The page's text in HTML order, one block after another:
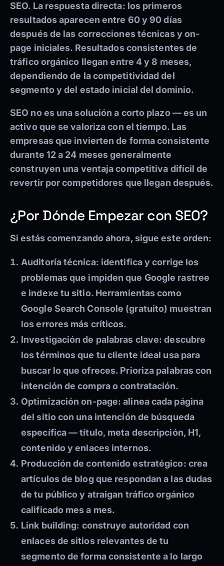
SEO. La respuesta directa: los primeros
resultados aparecen entre 60 y 90 días
después de las correcciones técnicas y on-
page iniciales. Resultados consistentes de
tráfico orgánico llegan entre 4 y 8 meses,
dependiendo de la competitividad del
segmento y del estado inicial del dominio.
SEO no es una solución a corto plazo — es un
activo que se valoriza con el tiempo. Las
empresas que invierten de forma consistente
durante 12 a 24 meses generalmente
construyen una ventaja competitiva difícil de
revertir por competidores que llegan después.
¿Por Dónde Empezar con SEO?
Si estás comenzando ahora, sigue este orden:
Auditoría técnica: identifica y corrige los
problemas que impiden que Google rastree
e indexe tu sitio. Herramientas como
Google Search Console (gratuito) muestran
los errores más críticos.
Investigación de palabras clave: descubre
los términos que tu cliente ideal usa para
buscar lo que ofreces. Prioriza palabras con
intención de compra o contratación.
Optimización on-page: alinea cada página
del sitio con una intención de búsqueda
específica — título, meta descripción, H1,
contenido y enlaces internos.
Producción de contenido estratégico: crea
artículos de blog que respondan a las dudas
de tu público y atraigan tráfico orgánico
calificado mes a mes.
Link building: construye autoridad con
enlaces de sitios relevantes de tu
segmento de forma consistente a lo largo